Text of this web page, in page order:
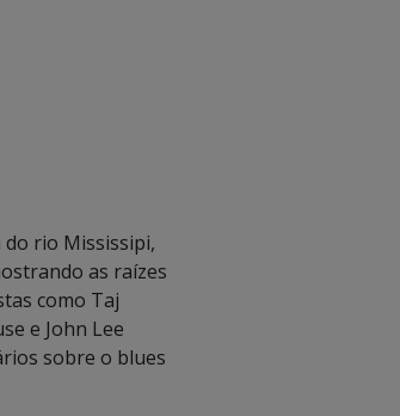
rio Mississipi,
as raízes
como Taj
e John Lee
sobre o blues